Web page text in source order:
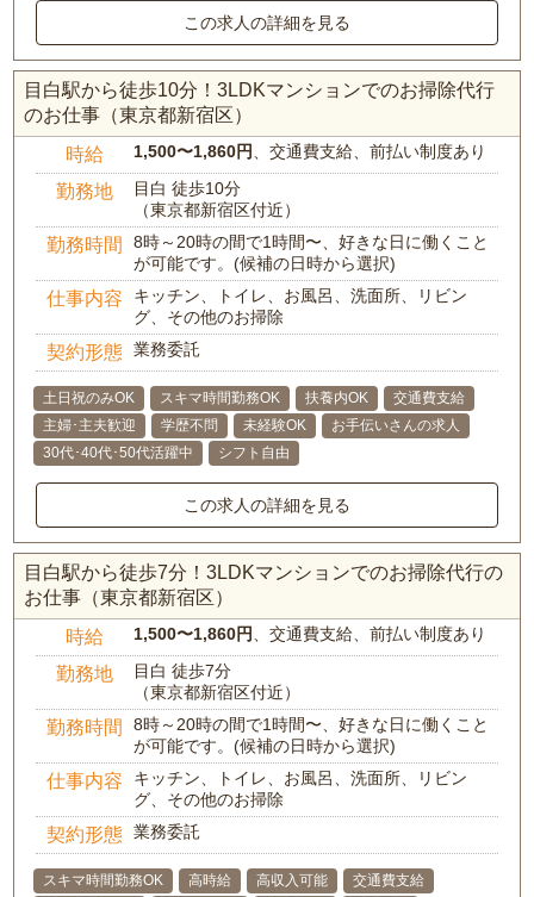
この求人の詳細を見る
目白駅から徒歩10分！3LDKマンションでのお掃除代行
のお仕事（東京都新宿区）
時給 1,500〜1,860円 、交通費支給、前払い制度あり
勤務地
目白 徒歩10分
（東京都新宿区付近）
勤務時間
8時～20時の間で1時間〜、好きな日に働くこと
が可能です。(候補の日時から選択)
仕事内容
キッチン、トイレ、お風呂、洗面所、リビン
グ、その他のお掃除
契約形態 業務委託
土日祝のみOK スキマ時間勤務OK 扶養内OK
交通費支給
主婦･主夫歓迎
学歴不問 未経験OK
お手伝いさんの求人
30代･40代･50代活躍中
シフト自由
この求人の詳細を見る
目白駅から徒歩7分！3LDKマンションでのお掃除代行の
お仕事（東京都新宿区）
時給 1,500〜1,860円 、交通費支給、前払い制度あり
勤務地
目白 徒歩7分
（東京都新宿区付近）
勤務時間
8時～20時の間で1時間〜、好きな日に働くこと
が可能です。(候補の日時から選択)
仕事内容
キッチン、トイレ、お風呂、洗面所、リビン
グ、その他のお掃除
契約形態 業務委託
スキマ時間勤務OK 高時給 高収入可能
交通費支給